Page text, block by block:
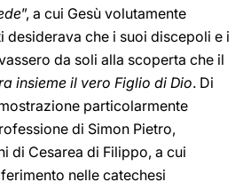
”, a cui Gesù volutamente
desiderava che i suoi discepoli e i
da soli alla scoperta che il
insieme il vero Figlio di Dio. Di
particolarmente
di Simon Pietro,
di Cesarea di Filippo, a cui
nelle catechesi